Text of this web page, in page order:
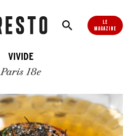
LE
MAGAZINE
VIVIDE
Paris 18e